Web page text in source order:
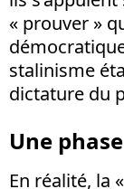
« prouver »
stalinisme
dictature du
Une
En réalité, la